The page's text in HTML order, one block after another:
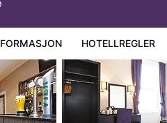
HOTELLREGLER